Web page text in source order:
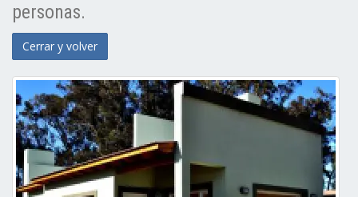
personas.
Cerrar y volver